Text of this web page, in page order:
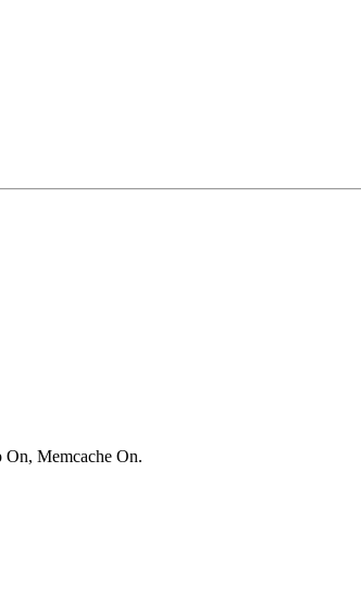
On, Memcache On.